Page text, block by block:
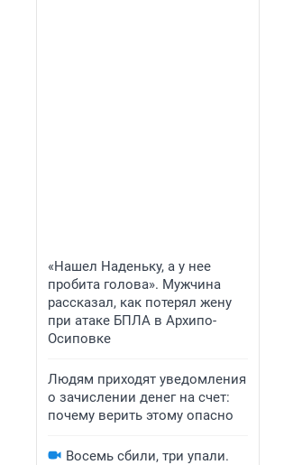
«Нашел Наденьку, а у нее
пробита голова». Мужчина
рассказал, как потерял жену
при атаке БПЛА в Архипо-
Осиповке
Людям приходят уведомления
о зачислении денег на счет:
почему верить этому опасно
Восемь сбили, три упали.